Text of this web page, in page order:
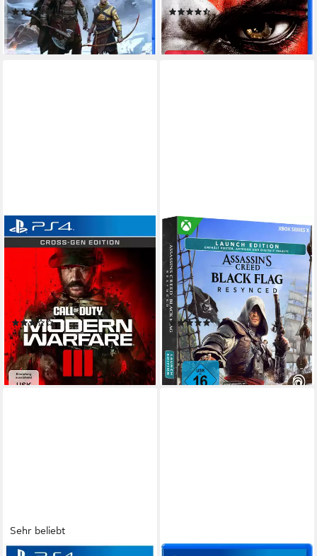
(1)
49,95 €
lieferbar - in 6-7 Werktagen bei dir
(2)
39,99 €
lieferbar - in 4-5 Werktagen bei dir
ACTIVISION BLIZZARD
Call of Duty: Modern Warfare
PlayStation 4 Plattform
Einstufung ausstehend USK-Freigabe
Activision Publisher
(32)
41,94 € UVP79,99 €
-48%
lieferbar - in 2-3 Werktagen bei dir
UBISOFT
Assassin’s Creed Black Flag
Resynced - Launch Edition
Xbox Series X Plattform
ab 16 Jahren USK-Freigabe
Ubisoft Publisher
(7)
55,90 €
lieferbar - in 2-3 Werktagen bei dir
Sehr beliebt